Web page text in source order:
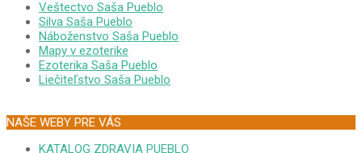
Veštectvo Saša Pueblo
Silva Saša Pueblo
Náboženstvo Saša Pueblo
Mapy v ezoterike
Ezoterika Saša Pueblo
Liečiteľstvo Saša Pueblo
NAŠE WEBY PRE VÁS
KATALOG ZDRAVIA PUEBLO